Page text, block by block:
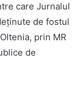
care Jurnalul
de fostul
prin MR
de